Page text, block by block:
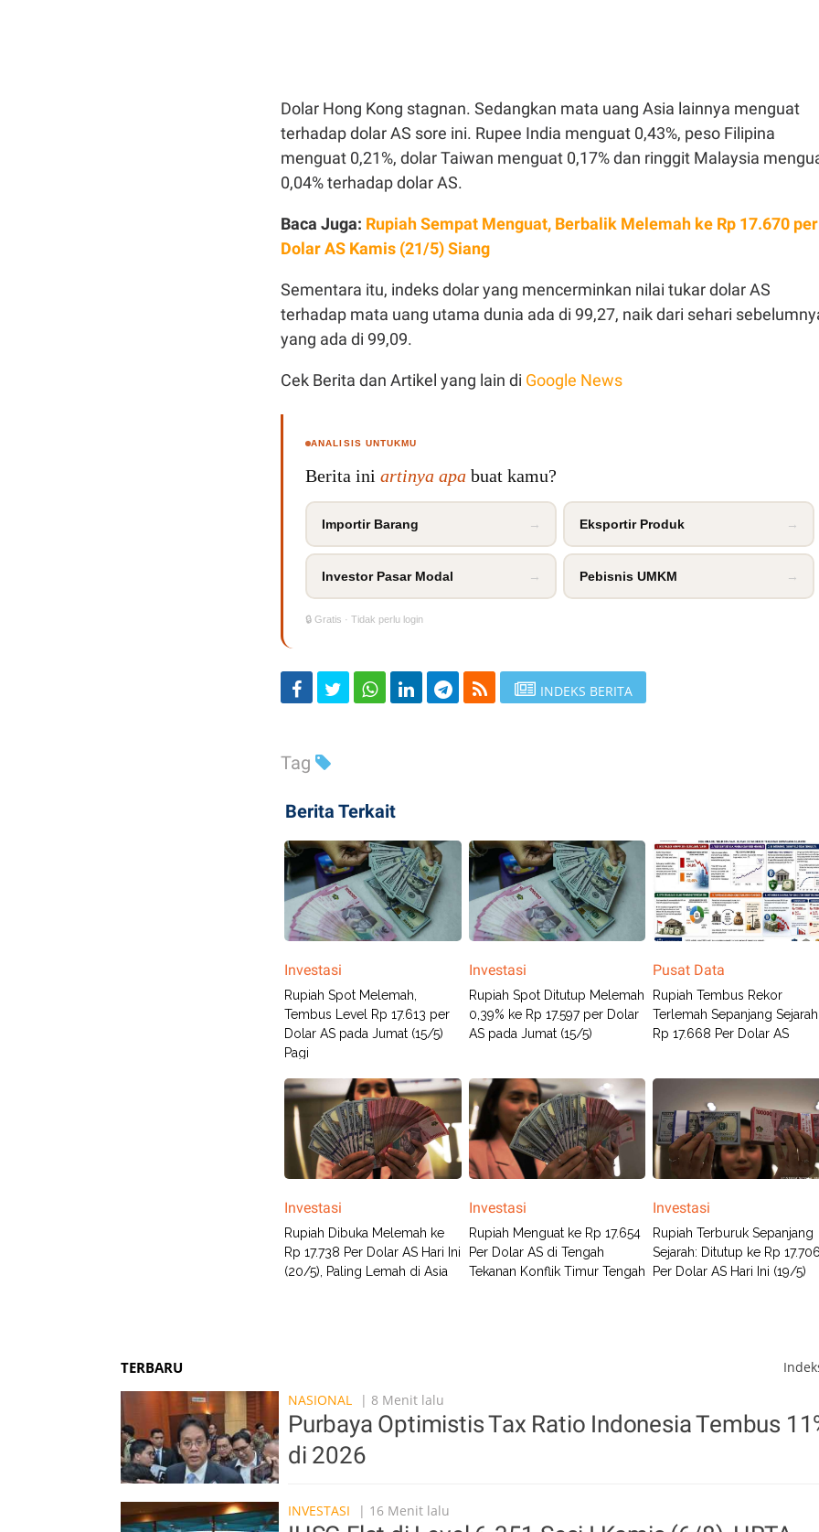
Dolar Hong Kong stagnan. Sedangkan mata uang Asia lainnya menguat
terhadap dolar AS sore ini. Rupee India menguat 0,43%, peso Filipina
menguat 0,21%, dolar Taiwan menguat 0,17% dan ringgit Malaysia
0,04% terhadap dolar AS.
Baca Juga: Rupiah Sempat Menguat, Berbalik Melemah ke Rp 17.670 per
Dolar AS Kamis (21/5) Siang
Sementara itu, indeks dolar yang mencerminkan nilai tukar dolar AS
terhadap mata uang utama dunia ada di 99,27, naik dari sehari
yang ada di 99,09.
Cek Berita dan Artikel yang lain di Google News
ANALISIS UNTUKMU
Berita ini artinya apa buat kamu?
Importir Barang → Eksportir Produk →
Investor Pasar Modal → Pebisnis UMKM →
🔒 Gratis · Tidak perlu login
INDEKS BERITA
Tag
Berita Terkait
Investasi
Rupiah Spot Melemah,
Tembus Level Rp 17.613 per
Dolar AS pada Jumat (15/5)
Pagi
Investasi
Rupiah Spot Ditutup Melemah
0,39% ke Rp 17.597 per Dolar
AS pada Jumat (15/5)
Pusat Data
Rupiah Tembus Rekor
Terlemah Sepanjang Sejarah,
Rp 17.668 Per Dolar AS
Investasi
Rupiah Dibuka Melemah ke
Rp 17.738 Per Dolar AS Hari Ini
(20/5), Paling Lemah di Asia
Investasi
Rupiah Menguat ke Rp 17.654
Per Dolar AS di Tengah
Tekanan Konflik Timur Tengah
Investasi
Rupiah Terburuk Sepanjang
Sejarah: Ditutup ke Rp 17.706
Per Dolar AS Hari Ini (19/5)
TERBARU
NASIONAL
| 8 Menit lalu
Purbaya Optimistis Tax Ratio Indonesia Tembus
di 2026
INVESTASI | 16 Menit lalu